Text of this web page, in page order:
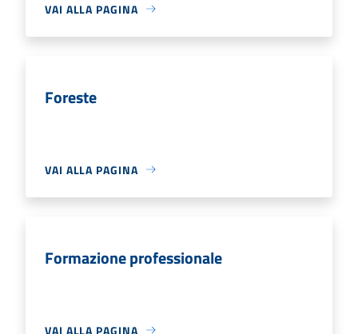
VAI ALLA PAGINA
Foreste
VAI ALLA PAGINA
Formazione professionale
VAI ALLA PAGINA